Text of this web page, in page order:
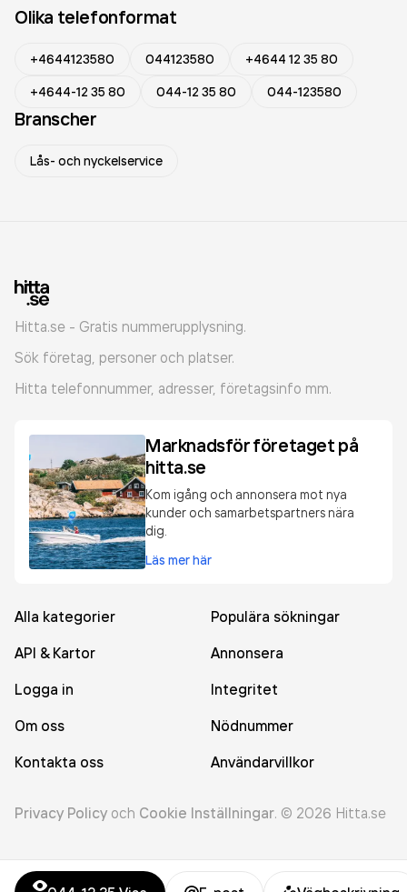
Olika telefonformat
+4644123580 044123580
+4644 12 35 80
+4644-12 35 80
044-12 35 80 044-123580
Branscher
Lås- och nyckelservice
Hitta.se - Gratis nummerupplysning.
Sök företag, personer och platser.
Hitta telefonnummer, adresser, företagsinfo mm.
Marknadsför företaget på
hitta.se
Kom igång och annonsera mot nya
kunder och samarbetspartners nära
dig.
Läs mer här
Alla kategorier
Populära sökningar
API & Kartor
Annonsera
Logga in
Integritet
Om oss
Nödnummer
Kontakta oss
Användarvillkor
Privacy Policy och Cookie Inställningar. © 2026 Hitta.se